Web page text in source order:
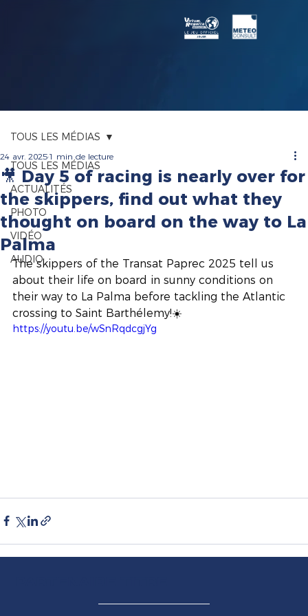
TOUS LES MÉDIAS
ACTUALITÉS
PHOTO
VIDÉO
AUDIO
TOUS LES MÉDIAS
🎥 Day 5 of racing is nearly over for
the skippers, find out what they
thought on board on the way to La
Palma
24 avr. 2025 1 min de lecture
The skippers of the Transat Paprec 2025 tell us
about their life on board in sunny conditions on
their way to La Palma before tackling the Atlantic
crossing to Saint Barthélemy!☀️
https://youtu.be/wSnRqdcgjYg